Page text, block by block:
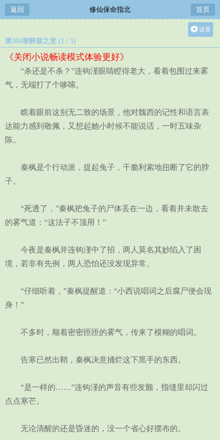
返回 修仙保命指北 首页
设置
中
第304章醉翁之意 (1 / 5)
《关闭小说畅读模式体验更好》
“杀还是不杀？”连钩漌眼睛瞪得老大，看着包围过来雾
气，无端打了个哆嗦。
瞧着眼前这别无二致的场景，他对魏西的记性和语言表
达能力感到敬佩，又想起她小时候不能说话，一时五味杂
陈。
秦枫是个行动派，提起兔子，干脆利索地扭断了它的脖
子。
“死透了，”秦枫把兔子的尸体丢在一边，看着并未散去
的雾气道：“这法子不顶用！”
今夜是秦枫并连钩漌中了招，两人莫名其妙陷入了困
境，若非有先例，两人恐怕还没发现异常。
“仔细听着，”秦枫提醒道：“小西说唱词之后腐尸便会现
身！”
不多时，顺着密密匝匝的雾气，传来了模糊的唱词。
告寒已然出鞘，秦枫决意捅烂这下黑手的东西。
“是一样的……”连钩漌的声音有些发颤，指缝里却闪过
点点寒芒。
无论清醒的还是昏迷的，没一个省心好摆布的。